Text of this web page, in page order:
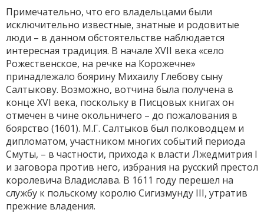
Примечательно, что его владельцами были
исключительно известные, знатные и родовитые
люди – в данном обстоятельстве наблюдается
интересная традиция. В начале XVII века «село
Рожественское, на речке на Корожечне»
принадлежало боярину Михаилу Глебову сыну
Салтыкову. Возможно, вотчина была получена в
конце XVI века, поскольку в Писцовых книгах он
отмечен в чине окольничего – до пожалования в
боярство (1601). М.Г. Салтыков был полководцем и
дипломатом, участником многих событий периода
Смуты, – в частности, прихода к власти Лжедмитрия I
и заговора против него, избрания на русский престол
королевича Владислава. В 1611 году перешел на
службу к польскому королю Сигизмунду III, утратив
прежние владения.